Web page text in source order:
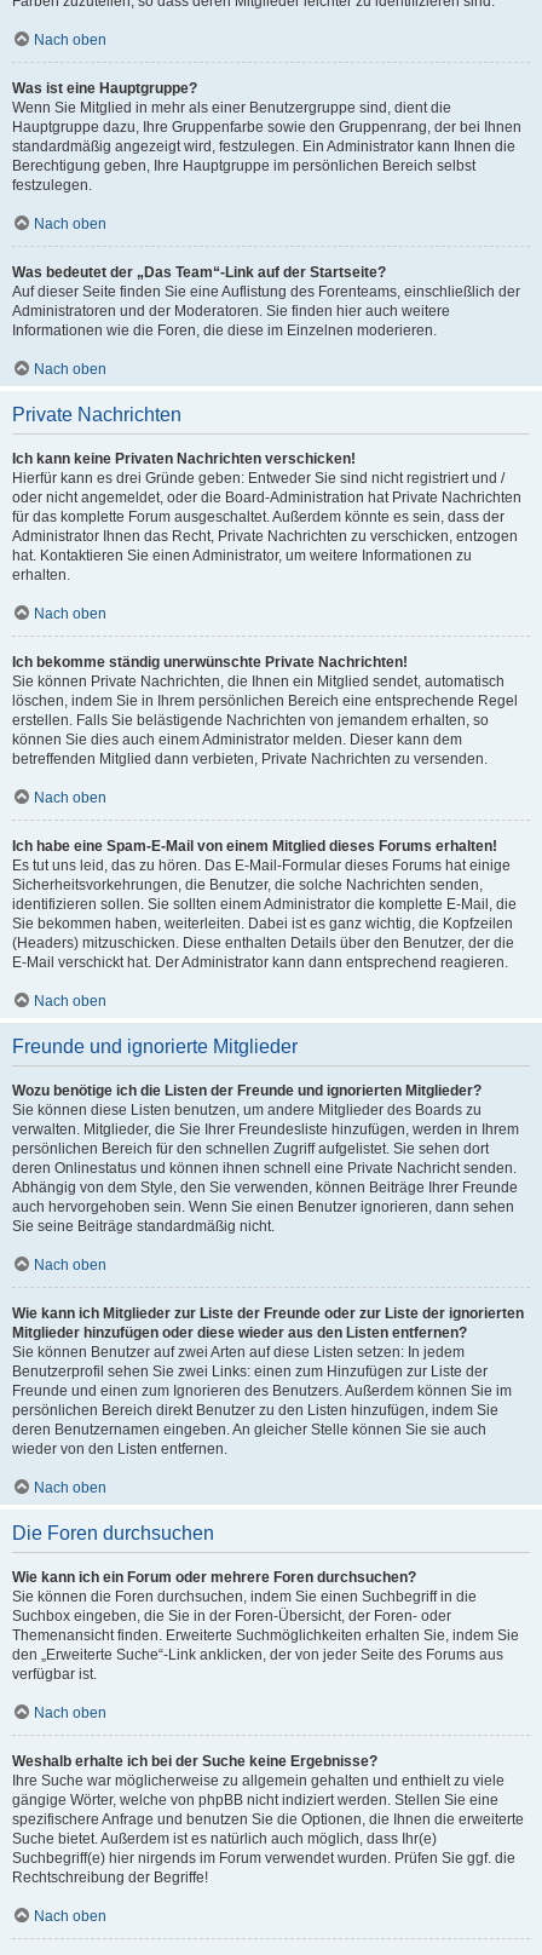
Nach oben
Was ist eine Hauptgruppe?
Wenn Sie Mitglied in mehr als einer Benutzergruppe sind, dient die
Hauptgruppe dazu, Ihre Gruppenfarbe sowie den Gruppenrang, der bei Ihnen
standardmäßig angezeigt wird, festzulegen. Ein Administrator kann Ihnen die
Berechtigung geben, Ihre Hauptgruppe im persönlichen Bereich selbst
festzulegen.
Nach oben
Was bedeutet der „Das Team“-Link auf der Startseite?
Auf dieser Seite finden Sie eine Auflistung des Forenteams, einschließlich der
Administratoren und der Moderatoren. Sie finden hier auch weitere
Informationen wie die Foren, die diese im Einzelnen moderieren.
Nach oben
Private Nachrichten
Ich kann keine Privaten Nachrichten verschicken!
Hierfür kann es drei Gründe geben: Entweder Sie sind nicht registriert und /
oder nicht angemeldet, oder die Board-Administration hat Private Nachrichten
für das komplette Forum ausgeschaltet. Außerdem könnte es sein, dass der
Administrator Ihnen das Recht, Private Nachrichten zu verschicken, entzogen
hat. Kontaktieren Sie einen Administrator, um weitere Informationen zu
erhalten.
Nach oben
Ich bekomme ständig unerwünschte Private Nachrichten!
Sie können Private Nachrichten, die Ihnen ein Mitglied sendet, automatisch
löschen, indem Sie in Ihrem persönlichen Bereich eine entsprechende Regel
erstellen. Falls Sie belästigende Nachrichten von jemandem erhalten, so
können Sie dies auch einem Administrator melden. Dieser kann dem
betreffenden Mitglied dann verbieten, Private Nachrichten zu versenden.
Nach oben
Ich habe eine Spam-E-Mail von einem Mitglied dieses Forums erhalten!
Es tut uns leid, das zu hören. Das E-Mail-Formular dieses Forums hat einige
Sicherheitsvorkehrungen, die Benutzer, die solche Nachrichten senden,
identifizieren sollen. Sie sollten einem Administrator die komplette E-Mail, die
Sie bekommen haben, weiterleiten. Dabei ist es ganz wichtig, die Kopfzeilen
(Headers) mitzuschicken. Diese enthalten Details über den Benutzer, der die
E-Mail verschickt hat. Der Administrator kann dann entsprechend reagieren.
Nach oben
Freunde und ignorierte Mitglieder
Wozu benötige ich die Listen der Freunde und ignorierten Mitglieder?
Sie können diese Listen benutzen, um andere Mitglieder des Boards zu
verwalten. Mitglieder, die Sie Ihrer Freundesliste hinzufügen, werden in Ihrem
persönlichen Bereich für den schnellen Zugriff aufgelistet. Sie sehen dort
deren Onlinestatus und können ihnen schnell eine Private Nachricht senden.
Abhängig von dem Style, den Sie verwenden, können Beiträge Ihrer Freunde
auch hervorgehoben sein. Wenn Sie einen Benutzer ignorieren, dann sehen
Sie seine Beiträge standardmäßig nicht.
Nach oben
Wie kann ich Mitglieder zur Liste der Freunde oder zur Liste der ignorierten
Mitglieder hinzufügen oder diese wieder aus den Listen entfernen?
Sie können Benutzer auf zwei Arten auf diese Listen setzen: In jedem
Benutzerprofil sehen Sie zwei Links: einen zum Hinzufügen zur Liste der
Freunde und einen zum Ignorieren des Benutzers. Außerdem können Sie im
persönlichen Bereich direkt Benutzer zu den Listen hinzufügen, indem Sie
deren Benutzernamen eingeben. An gleicher Stelle können Sie sie auch
wieder von den Listen entfernen.
Nach oben
Die Foren durchsuchen
Wie kann ich ein Forum oder mehrere Foren durchsuchen?
Sie können die Foren durchsuchen, indem Sie einen Suchbegriff in die
Suchbox eingeben, die Sie in der Foren-Übersicht, der Foren- oder
Themenansicht finden. Erweiterte Suchmöglichkeiten erhalten Sie, indem Sie
den „Erweiterte Suche“-Link anklicken, der von jeder Seite des Forums aus
verfügbar ist.
Nach oben
Weshalb erhalte ich bei der Suche keine Ergebnisse?
Ihre Suche war möglicherweise zu allgemein gehalten und enthielt zu viele
gängige Wörter, welche von phpBB nicht indiziert werden. Stellen Sie eine
spezifischere Anfrage und benutzen Sie die Optionen, die Ihnen die erweiterte
Suche bietet. Außerdem ist es natürlich auch möglich, dass Ihr(e)
Suchbegriff(e) hier nirgends im Forum verwendet wurden. Prüfen Sie ggf. die
Rechtschreibung der Begriffe!
Nach oben